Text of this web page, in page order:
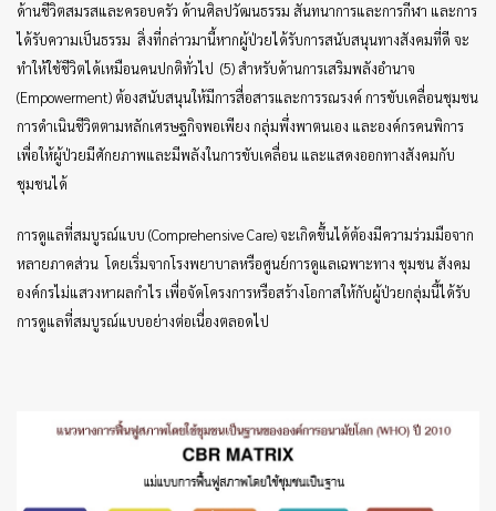
ด้านชีวิตสมรสและครอบครัว ด้านศิลปวัฒนธรรม สันทนาการและการกีฬา และการ
ได้รับความเป็นธรรม สิ่งที่กล่าวมานี้หากผู้ป่วยได้รับการสนับสนุนทางสังคมที่ดี จะ
ทำให้ใช้ชีวิตได้เหมือนคนปกติทั่วไป (5) สำหรับด้านการเสริมพลังอำนาจ
(Empowerment) ต้องสนับสนุนให้มีการสื่อสารและการรณรงค์ การขับเคลื่อนชุมชน
การดำเนินชีวิตตามหลักเศรษฐกิจพอเพียง กลุ่มพึ่งพาตนเอง และองค์กรคนพิการ
เพื่อให้ผู้ป่วยมีศักยภาพและมีพลังในการขับเคลื่อน และแสดงออกทางสังคมกับ
ชุมชนได้
การดูแลที่สมบูรณ์แบบ (Comprehensive Care) จะเกิดขึ้นได้ต้องมีความร่วมมือจาก
หลายภาคส่วน โดยเริ่มจากโรงพยาบาลหรือศูนย์การดูแลเฉพาะทาง ชุมชน สังคม
องค์กรไม่แสวงหาผลกำไร เพื่อจัดโครงการหรือสร้างโอกาสให้กับผู้ป่วยกลุ่มนี้ได้รับ
การดูแลที่สมบูรณ์แบบอย่างต่อเนื่องตลอดไป